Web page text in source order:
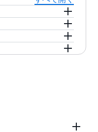
ェイスカバー、フ
) と最小信頼しきい
で、画像内で必要
総数の把握のた
ード量や、画像
を検出するだけで
ん。重要なのは、
が身体の対応す
測できます。例
どです。これに
ンディングボック
値および信頼度
ラベルを使用し